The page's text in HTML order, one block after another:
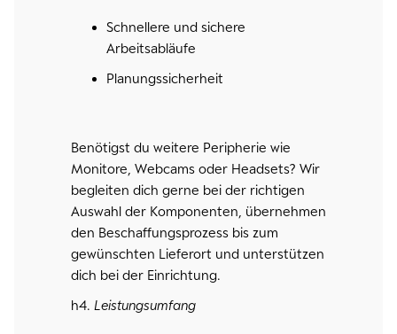
Schnellere und sichere
Arbeitsabläufe
Planungssicherheit
Benötigst du weitere Peripherie wie
Monitore, Webcams oder Headsets? Wir
begleiten dich gerne bei der richtigen
Auswahl der Komponenten, übernehmen
den Beschaffungsprozess bis zum
gewünschten Lieferort und unterstützen
dich bei der Einrichtung.
h4. Leistungsumfang